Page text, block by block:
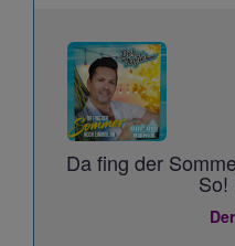
Da fing der
So!